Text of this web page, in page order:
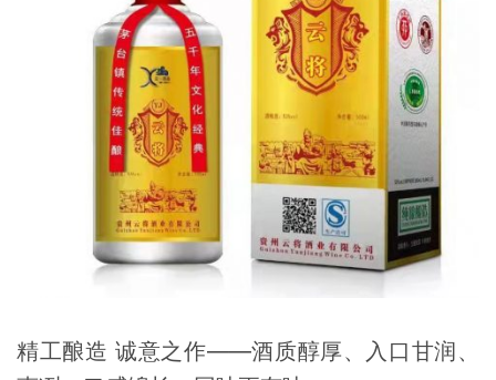
精工酿造 诚意之作——酒质醇厚、入口甘润、